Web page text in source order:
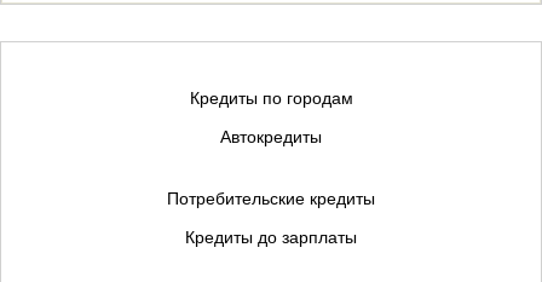
Кредиты по городам
Автокредиты
Потребительские кредиты
Кредиты до зарплаты